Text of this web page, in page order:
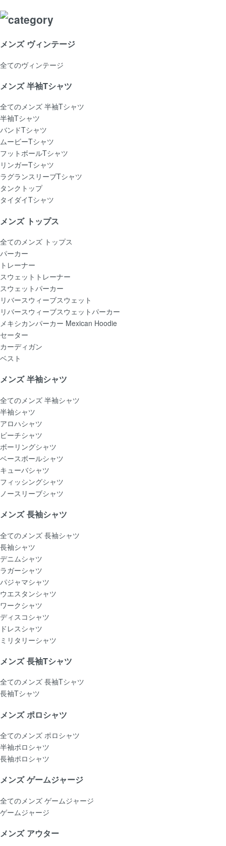
メンズ ヴィンテージ
全てのヴィンテージ
メンズ 半袖Tシャツ
全てのメンズ 半袖Tシャツ
半袖Tシャツ
バンドTシャツ
ムービーTシャツ
フットボールTシャツ
リンガーTシャツ
ラグランスリーブTシャツ
タンクトップ
タイダイTシャツ
メンズ トップス
全てのメンズ トップス
パーカー
トレーナー
スウェットトレーナー
スウェットパーカー
リバースウィーブスウェット
リバースウィーブスウェットパーカー
メキシカンパーカー Mexican Hoodie
セーター
カーディガン
ベスト
メンズ 半袖シャツ
全てのメンズ 半袖シャツ
半袖シャツ
アロハシャツ
ビーチシャツ
ボーリングシャツ
ベースボールシャツ
キューバシャツ
フィッシングシャツ
ノースリーブシャツ
メンズ 長袖シャツ
全てのメンズ 長袖シャツ
長袖シャツ
デニムシャツ
ラガーシャツ
パジャマシャツ
ウエスタンシャツ
ワークシャツ
ディスコシャツ
ドレスシャツ
ミリタリーシャツ
メンズ 長袖Tシャツ
全てのメンズ 長袖Tシャツ
長袖Tシャツ
メンズ ポロシャツ
全てのメンズ ポロシャツ
半袖ポロシャツ
長袖ポロシャツ
メンズ ゲームジャージ
全てのメンズ ゲームジャージ
ゲームジャージ
メンズ アウター